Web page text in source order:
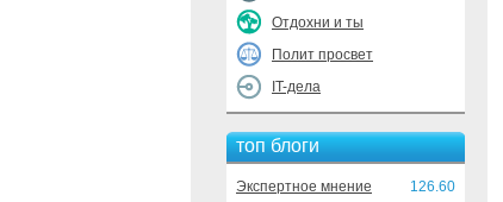
Отдохни и ты
Полит просвет
IT-дела
топ блоги
Экспертное мнение
126.60